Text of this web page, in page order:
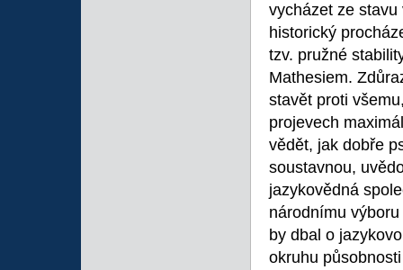
vycházet ze
historický
tzv. pružné
Mathesiem.
stavět proti
projevech
vědět, jak dobře
soustavnou,
jazykovědná
národnímu
by dbal o
okruhu